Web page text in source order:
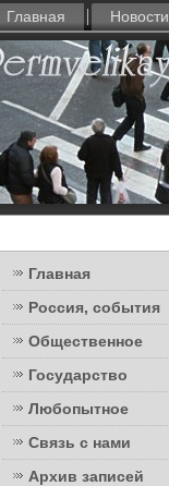
Главная Новости
Главная
Россия, события
Общественное
Государство
Любопытное
Связь с нами
Архив записей